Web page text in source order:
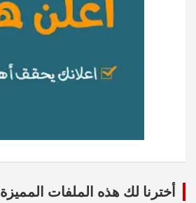
أخترنا لك هذه الملفات المميزة